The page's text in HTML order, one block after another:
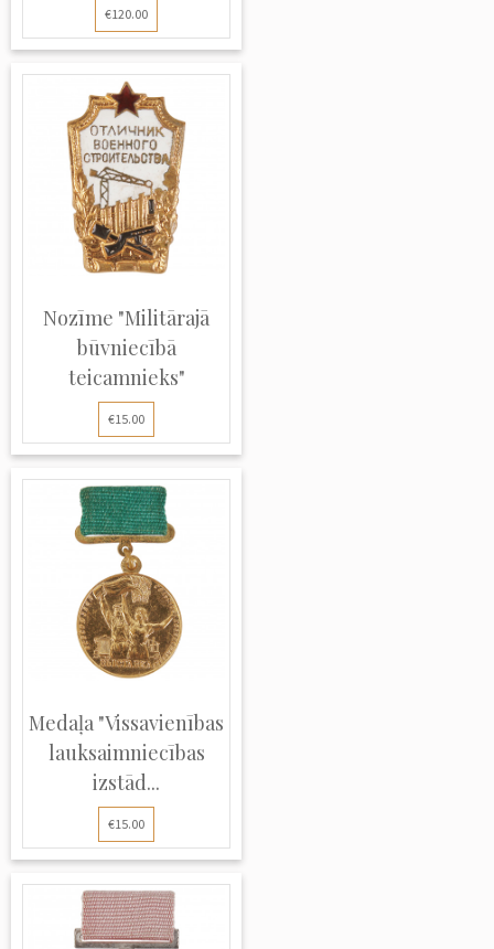
€120.00
Nozīme "Militārajā
būvniecībā
teicamnieks"
€15.00
Medaļa "Vissavienības
lauksaimniecības
izstād...
€15.00